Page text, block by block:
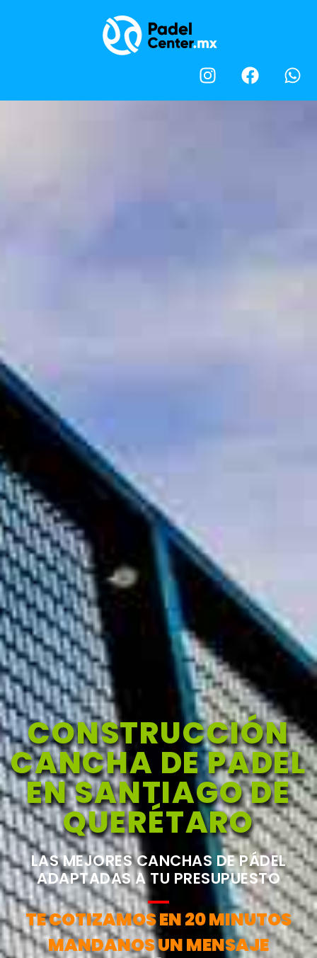
CONSTRUCCIÓN
CANCHA DE PADEL
EN SANTIAGO DE
QUERÉTARO
LAS MEJORES CANCHAS DE PÁDEL
ADAPTADAS A TU PRESUPUESTO
TE COTIZAMOS EN 20 MINUTOS
MANDANOS UN MENSAJE